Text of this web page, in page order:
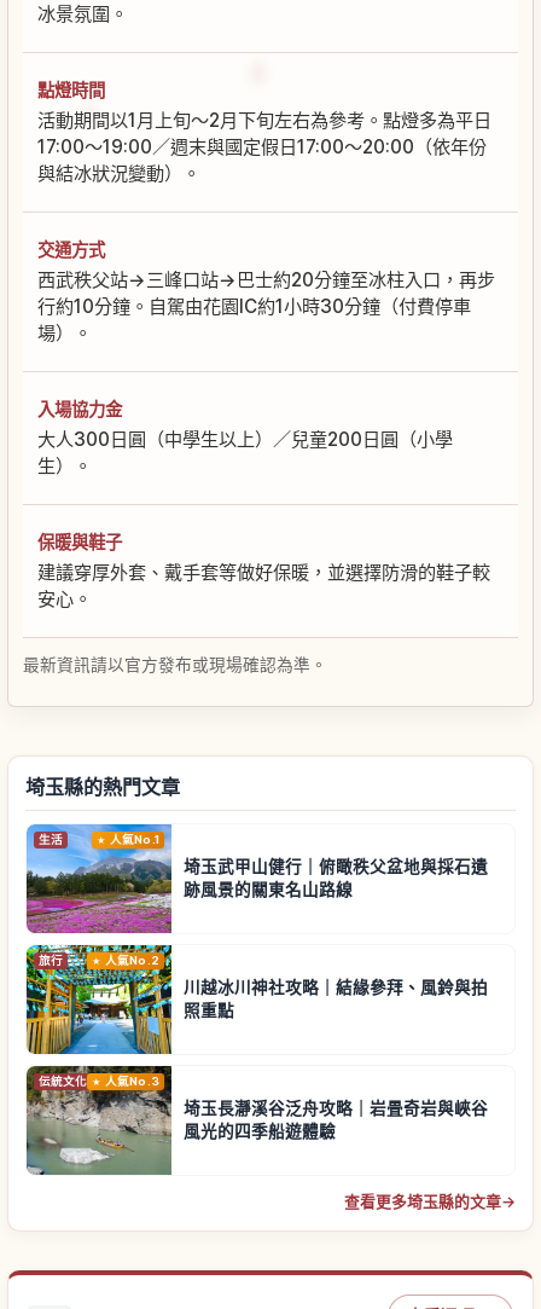
冰景氛圍。
點燈時間
活動期間以1月上旬〜2月下旬左右為參考。點燈多為平日
17:00〜19:00／週末與國定假日17:00〜20:00（依年份
與結冰狀況變動）。
交通方式
西武秩父站→三峰口站→巴士約20分鐘至冰柱入口，再步
行約10分鐘。自駕由花園IC約1小時30分鐘（付費停車
場）。
入場協力金
大人300日圓（中學生以上）／兒童200日圓（小學
生）。
保暖與鞋子
建議穿厚外套、戴手套等做好保暖，並選擇防滑的鞋子較
安心。
最新資訊請以官方發布或現場確認為準。
埼玉縣的熱門文章
生活 人氣No.1
埼玉武甲山健行｜俯瞰秩父盆地與採石遺
跡風景的關東名山路線
旅行 人氣No.2
川越冰川神社攻略｜結緣參拜、風鈴與拍
照重點
伝統文化 人氣No.3
埼玉長瀞溪谷泛舟攻略｜岩畳奇岩與峽谷
風光的四季船遊體驗
查看更多埼玉縣的文章→